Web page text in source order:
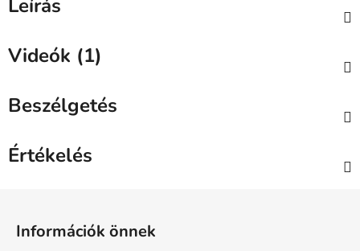
Leírás
Videók (1)
Beszélgetés
Értékelés
Információk önnek